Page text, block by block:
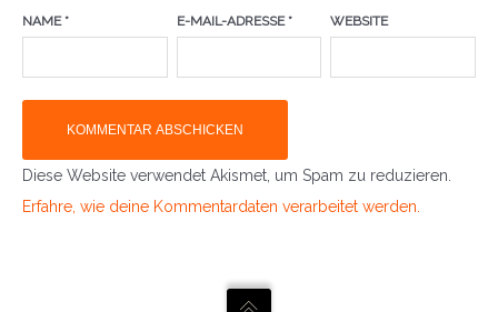
NAME* E-MAIL-ADRESSE* WEBSITE
Diese Website verwendet Akismet, um Spam zu reduzieren.
Erfahre, wie deine Kommentardaten verarbeitet werden.